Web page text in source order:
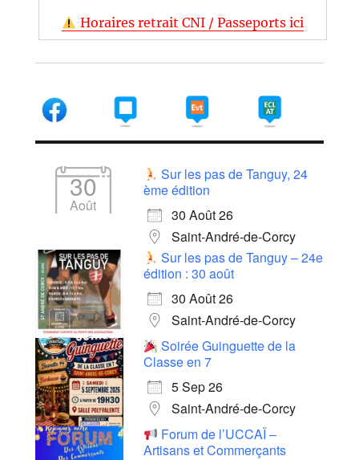
Horaires retrait CNI / Passeports ici
30
Août
Sur les pas de Tanguy, 24
ème édition
30 Août 26
Saint-André-de-Corcy
Sur les pas de Tanguy – 24e
édition : 30 août
30 Août 26
Saint-André-de-Corcy
Soirée Guinguette de la
Classe en 7
5 Sep 26
Saint-André-de-Corcy
Forum de l’UCCAÏ –
Artisans et Commerçants